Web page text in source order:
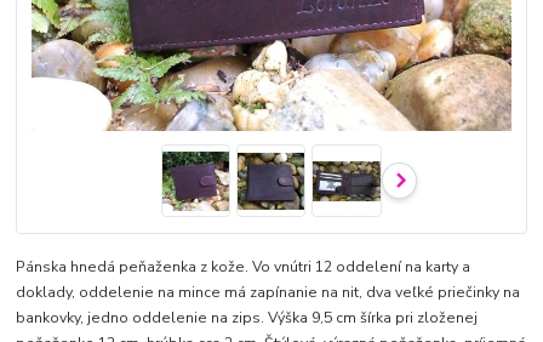
Pánska hnedá peňaženka z kože. Vo vnútri 12 oddelení na karty a
doklady, oddelenie na mince má zapínanie na nit, dva veľké priečinky na
bankovky, jedno oddelenie na zips. Výška 9,5 cm šírka pri zloženej